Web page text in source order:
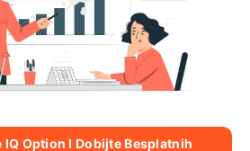
IQ Option I Dobijte Besplatnih